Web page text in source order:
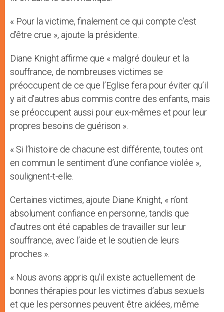
« Pour la victime, finalement ce qui compte c’est
d’être crue », ajoute la présidente.
Diane Knight affirme que « malgré douleur et la
souffrance, de nombreuses victimes se
préoccupent de ce que l’Eglise fera pour éviter qu’il
y ait d’autres abus commis contre des enfants, mais
se préoccupent aussi pour eux-mêmes et pour leur
propres besoins de guérison ».
« Si l’histoire de chacune est différente, toutes ont
en commun le sentiment d’une confiance violée »,
soulignent-t-elle.
Certaines victimes, ajoute Diane Knight, « n’ont
absolument confiance en personne, tandis que
d’autres ont été capables de travailler sur leur
souffrance, avec l’aide et le soutien de leurs
proches ».
« Nous avons appris qu’il existe actuellement de
bonnes thérapies pour les victimes d’abus sexuels
et que les personnes peuvent être aidées, même